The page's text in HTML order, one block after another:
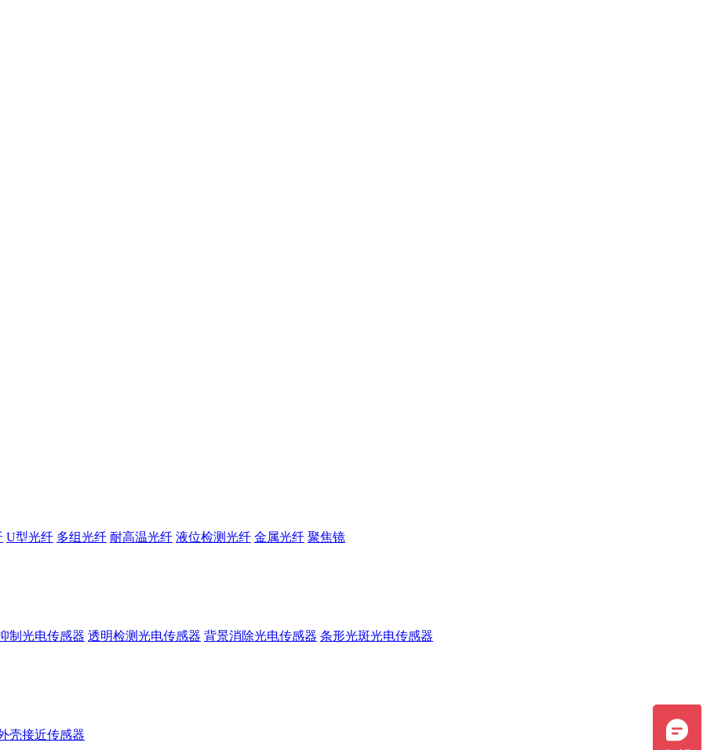
U型光纤 多组光纤 耐高温光纤 液位检测光纤 金属光纤 聚焦镜
制光电传感器 透明检测光电传感器 背景消除光电传感器 条形光斑光电传感器
壳接近传感器